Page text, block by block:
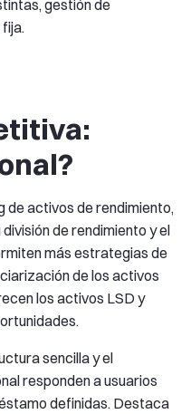
gestión de
de activos de rendimiento,
de rendimiento y el
más estrategias de
de los activos
los activos LSD y
sencilla y el
responden a usuarios
definidas. Destaca